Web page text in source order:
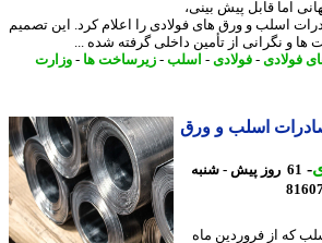
قابل پیش بینی،
و ورق های فولادی را اعلام کرد. این تصمیم
از تأمین داخلی گرفته شده ...
-فولادی-اسلب-زیرساخت ها- وزارت
اسلب و ورق
61 روز پیش - شنبه
از فروردین ماه